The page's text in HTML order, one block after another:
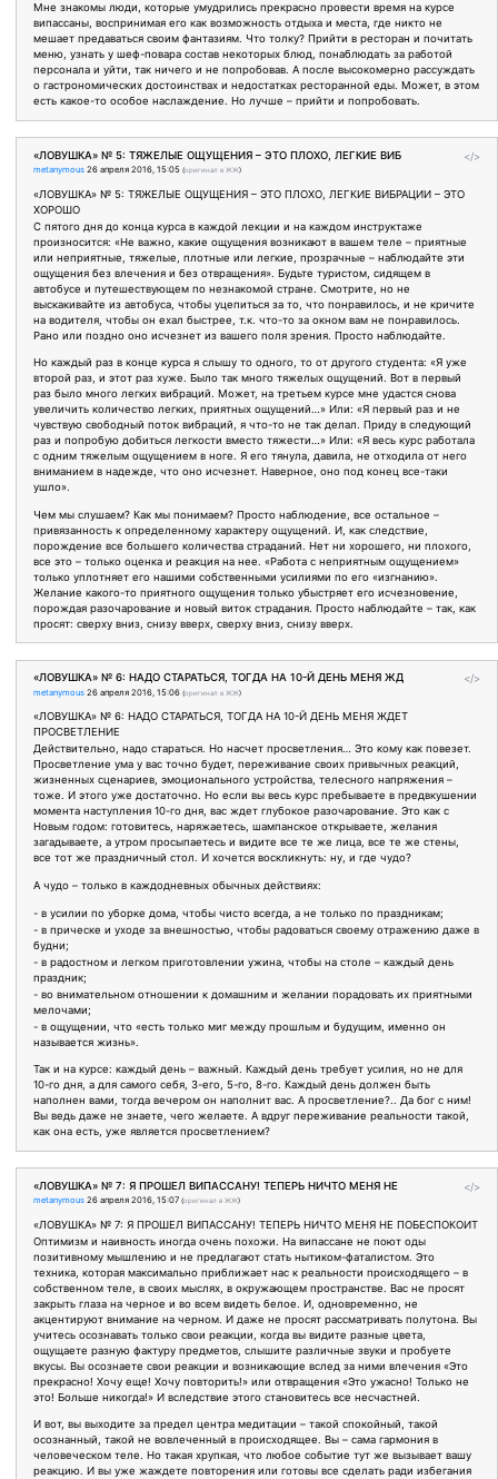
Мне знакомы люди, которые умудрились прекрасно провести время на курсе
випассаны, воспринимая его как возможность отдыха и места, где никто не
мешает предаваться своим фантазиям. Что толку? Прийти в ресторан и почитать
меню, узнать у шеф-повара состав некоторых блюд, понаблюдать за работой
персонала и уйти, так ничего и не попробовав. А после высокомерно рассуждать
о гастрономических достоинствах и недостатках ресторанной еды. Может, в этом
есть какое-то особое наслаждение. Но лучше – прийти и попробовать.
</>
«ЛОВУШКА» № 5: ТЯЖЕЛЫЕ ОЩУЩЕНИЯ – ЭТО ПЛОХО, ЛЕГКИЕ ВИБ
metanymous 26 апреля 2016, 15:05 (оригинал в ЖЖ)
«ЛОВУШКА» № 5: ТЯЖЕЛЫЕ ОЩУЩЕНИЯ – ЭТО ПЛОХО, ЛЕГКИЕ ВИБРАЦИИ – ЭТО
ХОРОШО
С пятого дня до конца курса в каждой лекции и на каждом инструктаже
произносится: «Не важно, какие ощущения возникают в вашем теле – приятные
или неприятные, тяжелые, плотные или легкие, прозрачные – наблюдайте эти
ощущения без влечения и без отвращения». Будьте туристом, сидящем в
автобусе и путешествующем по незнакомой стране. Смотрите, но не
выскакивайте из автобуса, чтобы уцепиться за то, что понравилось, и не кричите
на водителя, чтобы он ехал быстрее, т.к. что-то за окном вам не понравилось.
Рано или поздно оно исчезнет из вашего поля зрения. Просто наблюдайте.
Но каждый раз в конце курса я слышу то одного, то от другого студента: «Я уже
второй раз, и этот раз хуже. Было так много тяжелых ощущений. Вот в первый
раз было много легких вибраций. Может, на третьем курсе мне удастся снова
увеличить количество легких, приятных ощущений…» Или: «Я первый раз и не
чувствую свободный поток вибраций, я что-то не так делал. Приду в следующий
раз и попробую добиться легкости вместо тяжести…» Или: «Я весь курс работала
с одним тяжелым ощущением в ноге. Я его тянула, давила, не отходила от него
вниманием в надежде, что оно исчезнет. Наверное, оно под конец все-таки
ушло».
Чем мы слушаем? Как мы понимаем? Просто наблюдение, все остальное –
привязанность к определенному характеру ощущений. И, как следствие,
порождение все большего количества страданий. Нет ни хорошего, ни плохого,
все это – только оценка и реакция на нее. «Работа с неприятным ощущением»
только уплотняет его нашими собственными усилиями по его «изгнанию».
Желание какого-то приятного ощущения только убыстряет его исчезновение,
порождая разочарование и новый виток страдания. Просто наблюдайте – так, как
просят: сверху вниз, снизу вверх, сверху вниз, снизу вверх.
</>
«ЛОВУШКА» № 6: НАДО СТАРАТЬСЯ, ТОГДА НА 10-Й ДЕНЬ МЕНЯ ЖД
metanymous 26 апреля 2016, 15:06 (оригинал в ЖЖ)
«ЛОВУШКА» № 6: НАДО СТАРАТЬСЯ, ТОГДА НА 10-Й ДЕНЬ МЕНЯ ЖДЕТ
ПРОСВЕТЛЕНИЕ
Действительно, надо стараться. Но насчет просветления… Это кому как повезет.
Просветление ума у вас точно будет, переживание своих привычных реакций,
жизненных сценариев, эмоционального устройства, телесного напряжения –
тоже. И этого уже достаточно. Но если вы весь курс пребываете в предвкушении
момента наступления 10-го дня, вас ждет глубокое разочарование. Это как с
Новым годом: готовитесь, наряжаетесь, шампанское открываете, желания
загадываете, а утром просыпаетесь и видите все те же лица, все те же стены,
все тот же праздничный стол. И хочется воскликнуть: ну, и где чудо?
А чудо – только в каждодневных обычных действиях:
- в усилии по уборке дома, чтобы чисто всегда, а не только по праздникам;
- в прическе и уходе за внешностью, чтобы радоваться своему отражению даже в
будни;
- в радостном и легком приготовлении ужина, чтобы на столе – каждый день
праздник;
- во внимательном отношении к домашним и желании порадовать их приятными
мелочами;
- в ощущении, что «есть только миг между прошлым и будущим, именно он
называется жизнь».
Так и на курсе: каждый день – важный. Каждый день требует усилия, но не для
10-го дня, а для самого себя, 3-его, 5-го, 8-го. Каждый день должен быть
наполнен вами, тогда вечером он наполнит вас. А просветление?.. Да бог с ним!
Вы ведь даже не знаете, чего желаете. А вдруг переживание реальности такой,
как она есть, уже является просветлением?
</>
«ЛОВУШКА» № 7: Я ПРОШЕЛ ВИПАССАНУ! ТЕПЕРЬ НИЧТО МЕНЯ НЕ
metanymous 26 апреля 2016, 15:07 (оригинал в ЖЖ)
«ЛОВУШКА» № 7: Я ПРОШЕЛ ВИПАССАНУ! ТЕПЕРЬ НИЧТО МЕНЯ НЕ ПОБЕСПОКОИТ
Оптимизм и наивность иногда очень похожи. На випассане не поют оды
позитивному мышлению и не предлагают стать нытиком-фаталистом. Это
техника, которая максимально приближает нас к реальности происходящего – в
собственном теле, в своих мыслях, в окружающем пространстве. Вас не просят
закрыть глаза на черное и во всем видеть белое. И, одновременно, не
акцентируют внимание на черном. И даже не просят рассматривать полутона. Вы
учитесь осознавать только свои реакции, когда вы видите разные цвета,
ощущаете разную фактуру предметов, слышите различные звуки и пробуете
вкусы. Вы осознаете свои реакции и возникающие вслед за ними влечения «Это
прекрасно! Хочу еще! Хочу повторить!» или отвращения «Это ужасно! Только не
это! Больше никогда!» И вследствие этого становитесь все несчастней.
И вот, вы выходите за предел центра медитации – такой спокойный, такой
осознанный, такой не вовлеченный в происходящее. Вы – сама гармония в
человеческом теле. Но такая хрупкая, что любое событие тут же вызывает вашу
реакцию. И вы уже жаждете повторения или готовы все сделать ради избегания